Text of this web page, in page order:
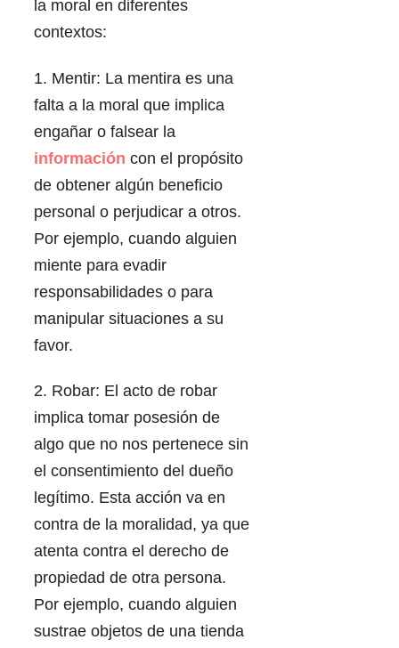
la moral en diferentes
contextos:
1. Mentir: La mentira es una
falta a la moral que implica
engañar o falsear la
información con el propósito
de obtener algún beneficio
personal o perjudicar a otros.
Por ejemplo, cuando alguien
miente para evadir
responsabilidades o para
manipular situaciones a su
favor.
2. Robar: El acto de robar
implica tomar posesión de
algo que no nos pertenece sin
el consentimiento del dueño
legítimo. Esta acción va en
contra de la moralidad, ya que
atenta contra el derecho de
propiedad de otra persona.
Por ejemplo, cuando alguien
sustrae objetos de una tienda